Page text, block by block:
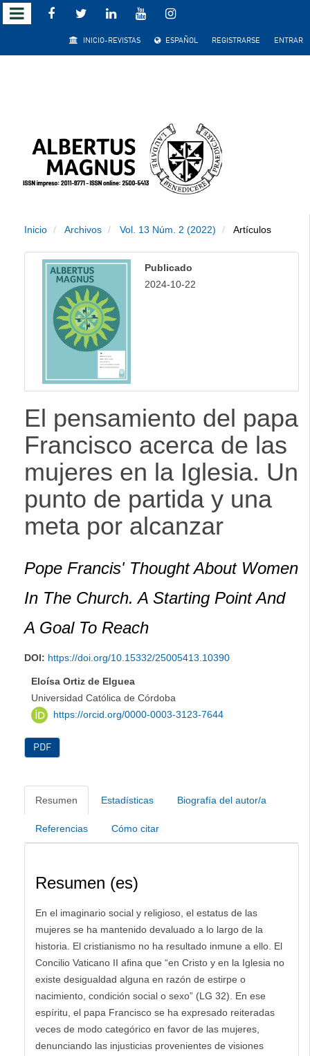
Salto
rápido
Navegación
principal
Contenido
INICIO-REVISTAS ESPAÑOL REGISTRARSE ENTRAR
Inicio Archivos Vol. 13 Núm. 2 (2022) Artículos
Publicado
2024-10-22
El pensamiento del papa
Francisco acerca de las
mujeres en la Iglesia. Un
punto de partida y una
meta por alcanzar
Pope Francis' Thought About Women
In The Church. A Starting Point And
A Goal To Reach
DOI: https://doi.org/10.15332/25005413.10390
Eloísa Ortiz de Elguea
Universidad Católica de Córdoba
https://orcid.org/0000-0003-3123-7644
PDF
Resumen Estadísticas Biografía del autor/a
Referencias Cómo citar
Resumen (es)
En el imaginario social y religioso, el estatus de las
mujeres se ha mantenido devaluado a lo largo de la
historia. El cristianismo no ha resultado inmune a ello. El
Concilio Vaticano II afina que “en Cristo y en la Iglesia no
existe desigualdad alguna en razón de estirpe o
nacimiento, condición social o sexo” (LG 32). En ese
espíritu, el papa Francisco se ha expresado reiteradas
veces de modo categórico en favor de las mujeres,
denunciando las injusticias provenientes de visiones